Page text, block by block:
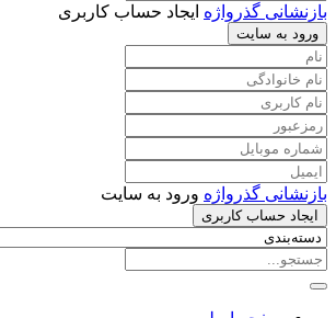
بازنشانی گذرواژه ایجاد حساب کاربری
ورود به سایت
بازنشانی گذرواژه ورود به سایت
ایجاد حساب کاربری